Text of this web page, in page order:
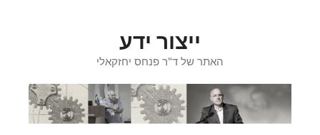
ייצור ידע
האתר של ד"ר פנחס יחזקאלי